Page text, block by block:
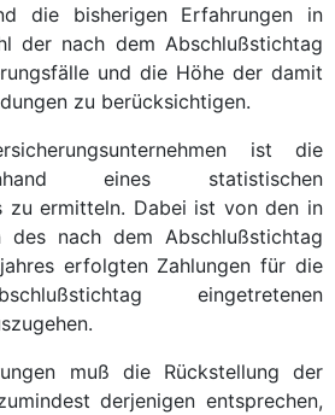
die bisherigen Erfahrungen in
der nach dem Abschlußstichtag
und die Höhe der damit
zu berücksichtigen.
ist die
eines statistischen
zu ermitteln. Dabei ist von den in
des nach dem Abschlußstichtag
erfolgten Zahlungen für die
eingetretenen
muß die Rückstellung der
derjenigen entsprechen,